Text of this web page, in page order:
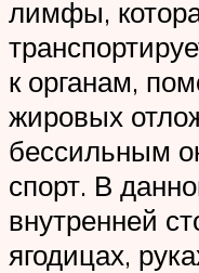
лимфы,
к органам,
жировых
бессильным
спорт. В
внутренней
ягодицах,